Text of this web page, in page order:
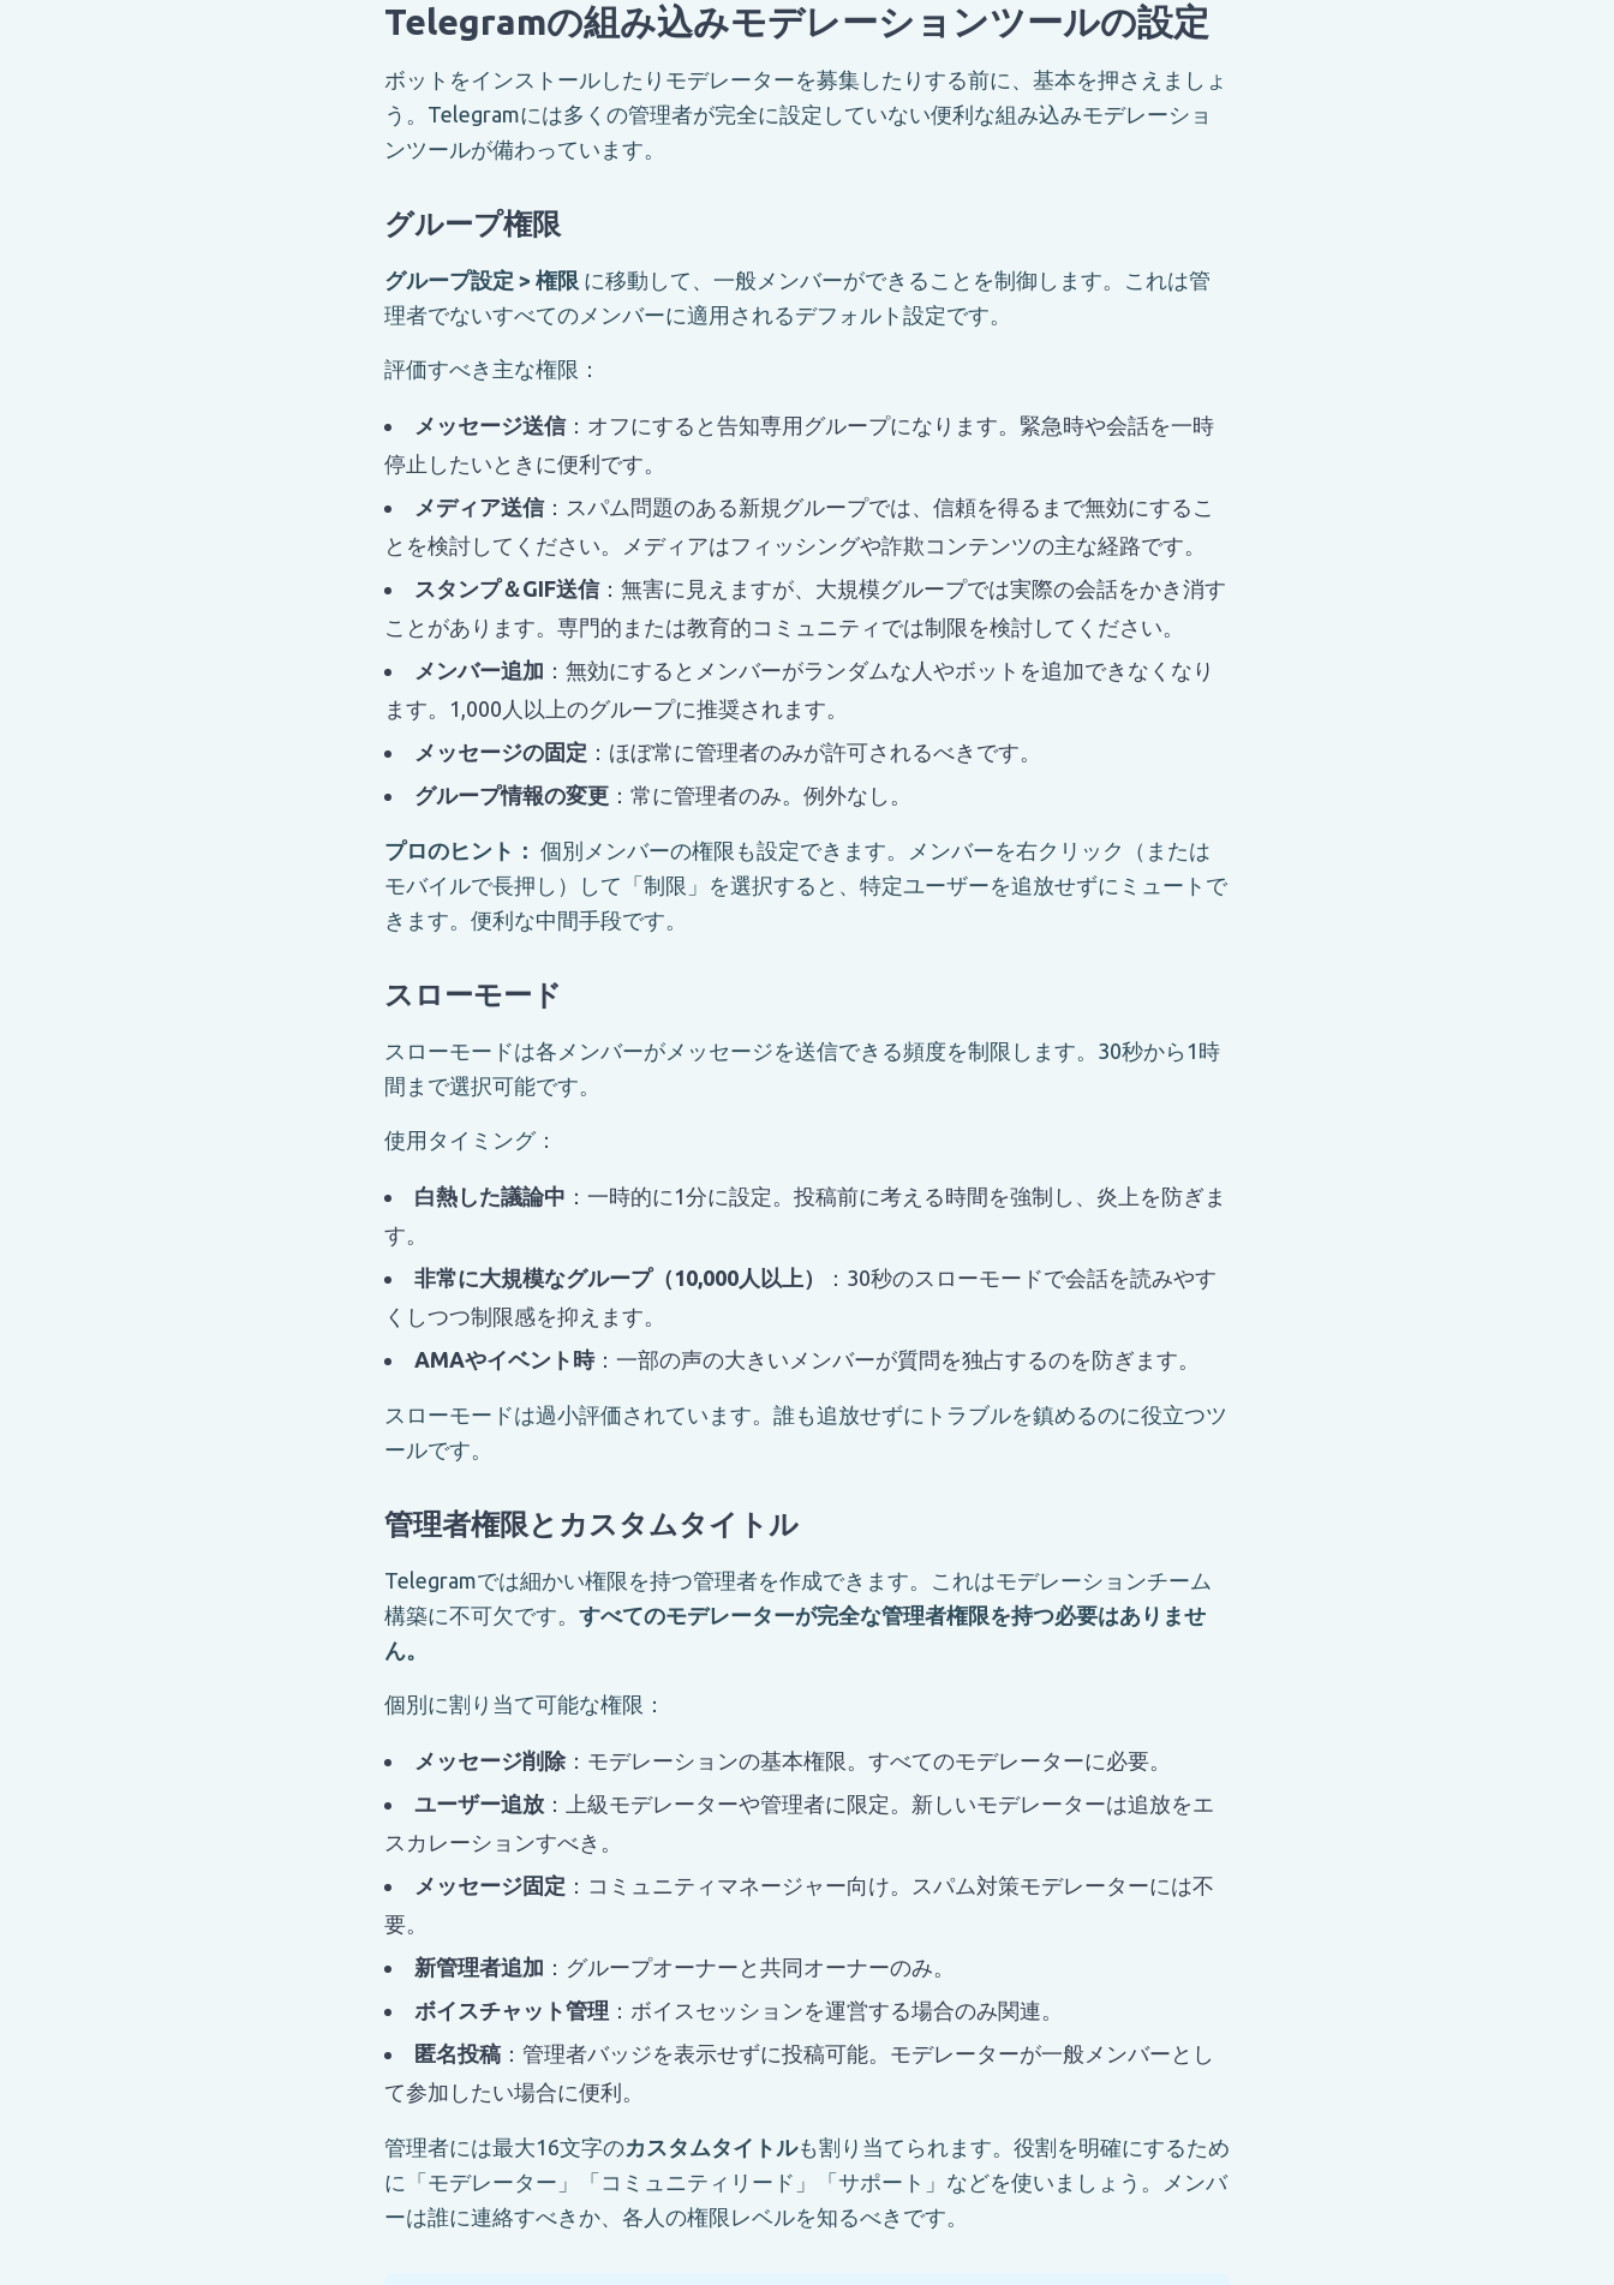
Telegramの組み込みモデレーションツールの設定
ボットをインストールしたりモデレーターを募集したりする前に、基本を押さえましょ
う。Telegramには多くの管理者が完全に設定していない便利な組み込みモデレーショ
ンツールが備わっています。
グループ権限
グループ設定 > 権限 に移動して、一般メンバーができることを制御します。これは管
理者でないすべてのメンバーに適用されるデフォルト設定です。
評価すべき主な権限：
メッセージ送信：オフにすると告知専用グループになります。緊急時や会話を一時
停止したいときに便利です。
メディア送信：スパム問題のある新規グループでは、信頼を得るまで無効にするこ
とを検討してください。メディアはフィッシングや詐欺コンテンツの主な経路です。
スタンプ＆GIF送信：無害に見えますが、大規模グループでは実際の会話をかき消す
ことがあります。専門的または教育的コミュニティでは制限を検討してください。
メンバー追加 ：無効にするとメンバーがランダムな人やボットを追加できなくなり
ます。1,000人以上のグループに推奨されます。
メッセージの固定 ：ほぼ常に管理者のみが許可されるべきです。
グループ情報の変更 ：常に管理者のみ。例外なし。
プロのヒント： 個別メンバーの権限も設定できます。メンバーを右クリック（または
モバイルで長押し）して「制限」を選択すると、特定ユーザーを追放せずにミュートで
きます。便利な中間手段です。
スローモード
スローモードは各メンバーがメッセージを送信できる頻度を制限します。30秒から1時
間まで選択可能です。
使用タイミング：
白熱した議論中 ：一時的に1分に設定。投稿前に考える時間を強制し、炎上を防ぎま
す。
非常に大規模なグループ（10,000人以上）
：30秒のスローモードで会話を読みやす
くしつつ制限感を抑えます。
AMAやイベント時：一部の声の大きいメンバーが質問を独占するのを防ぎます。
スローモードは過小評価されています。誰も追放せずにトラブルを鎮めるのに役立つツ
ールです。
管理者権限とカスタムタイトル
Telegramでは細かい権限を持つ管理者を作成できます。これはモデレーションチーム
構築に不可欠です。 すべてのモデレーターが完全な管理者権限を持つ必要はありませ
ん。
個別に割り当て可能な権限：
メッセージ削除：モデレーションの基本権限。すべてのモデレーターに必要。
ユーザー追放 ：上級モデレーターや管理者に限定。新しいモデレーターは追放をエ
スカレーションすべき。
メッセージ固定 ：コミュニティマネージャー向け。スパム対策モデレーターには不
要。
新管理者追加 ：グループオーナーと共同オーナーのみ。
ボイスチャット管理 ：ボイスセッションを運営する場合のみ関連。
匿名投稿 ：管理者バッジを表示せずに投稿可能。モデレーターが一般メンバーとし
て参加したい場合に便利。
管理者には最大16文字のカスタムタイトルも割り当てられます。役割を明確にするため
に「モデレーター」「コミュニティリード」「サポート」などを使いましょう。メンバ
ーは誰に連絡すべきか、各人の権限レベルを知るべきです。